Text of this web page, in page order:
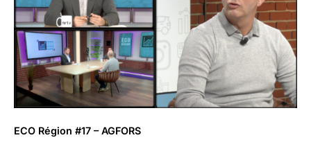
ECO Région #17 – AGFORS